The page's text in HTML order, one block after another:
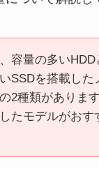
容量の多いHDD
SSDを搭載した
2種類がありま
たモデルがおす